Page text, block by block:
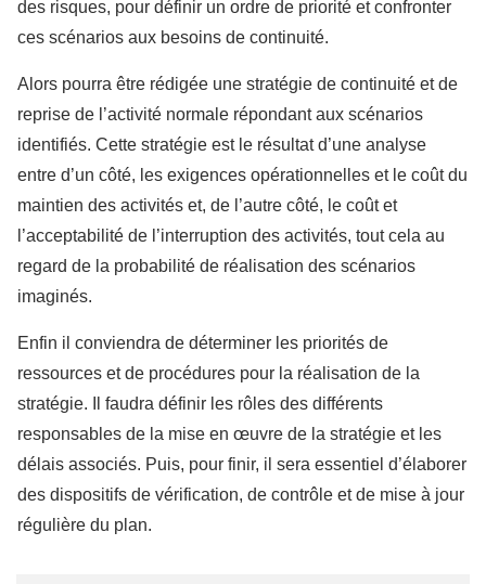
des risques, pour définir un ordre de priorité et confronter
ces scénarios aux besoins de continuité.
Alors pourra être rédigée une stratégie de continuité et de
reprise de l’activité normale répondant aux scénarios
identifiés. Cette stratégie est le résultat d’une analyse
entre d’un côté, les exigences opérationnelles et le coût du
maintien des activités et, de l’autre côté, le coût et
l’acceptabilité de l’interruption des activités, tout cela au
regard de la probabilité de réalisation des scénarios
imaginés.
Enfin il conviendra de déterminer les priorités de
ressources et de procédures pour la réalisation de la
stratégie. Il faudra définir les rôles des différents
responsables de la mise en œuvre de la stratégie et les
délais associés. Puis, pour finir, il sera essentiel d’élaborer
des dispositifs de vérification, de contrôle et de mise à jour
régulière du plan.